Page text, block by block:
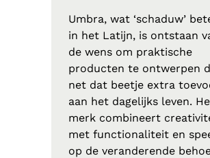
Umbra, wat ‘schaduw’
in het Latijn, is ontstaan
de wens om praktische
producten te ontwerpen
net dat beetje extra
aan het dagelijks leven.
merk combineert
met functionaliteit en
op de veranderende